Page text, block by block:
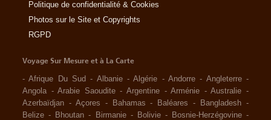
Politique de confidentialité & Cookies
Photos sur le Site et Copyrights
RGPD
Voyage Sur Mesure et à La Carte
-Afrique Du Sud - Albanie -Algérie -Andorre - Angleterre -
Angola -Arabie Saoudite -Argentine -Arménie -Australie -
Azerbaïdjan - Açores - Bahamas - Baléares - Bangladesh -
Belize - Bhoutan - Birmanie - Bolivie - Bosnie-Herzégovine -